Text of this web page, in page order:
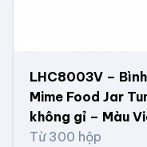
LHC8003V –
Mime Food Jar
không gỉ – Màu
Từ 300 hộp